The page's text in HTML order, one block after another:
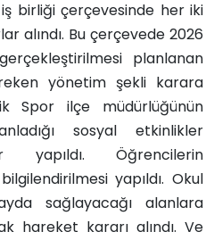
birliği çerçevesinde her iki
alındı. Bu çerçevede 2026
planlanan
yönetim şekli karara
Spor ilçe müdürlüğünün
sosyal etkinlikler
yapıldı. Öğrencilerin
yapıldı. Okul
sağlayacağı alanlara
hareket kararı alındı. Ve